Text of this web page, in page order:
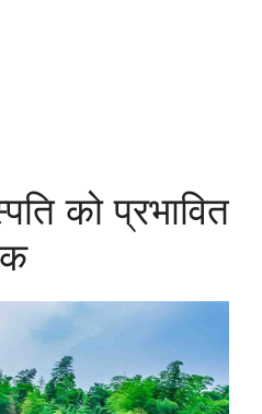
को प्रभावित